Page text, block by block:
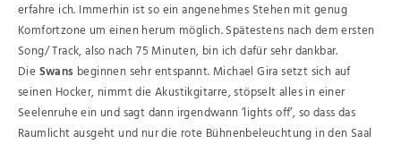
erfahre ich. Immerhin ist so ein angenehmes Stehen mit genug
Komfortzone um einen herum möglich. Spätestens nach dem ersten
Song/ Track, also nach 75 Minuten, bin ich dafür sehr dankbar.
DieSwans beginnen sehr entspannt. Michael Gira setzt sich auf
seinen Hocker, nimmt die Akustikgitarre, stöpselt alles in einer
Seelenruhe ein und sagt dann irgendwann ‘lights off’, so dass das
Raumlicht ausgeht und nur die rote Bühnenbeleuchtung in den Saal